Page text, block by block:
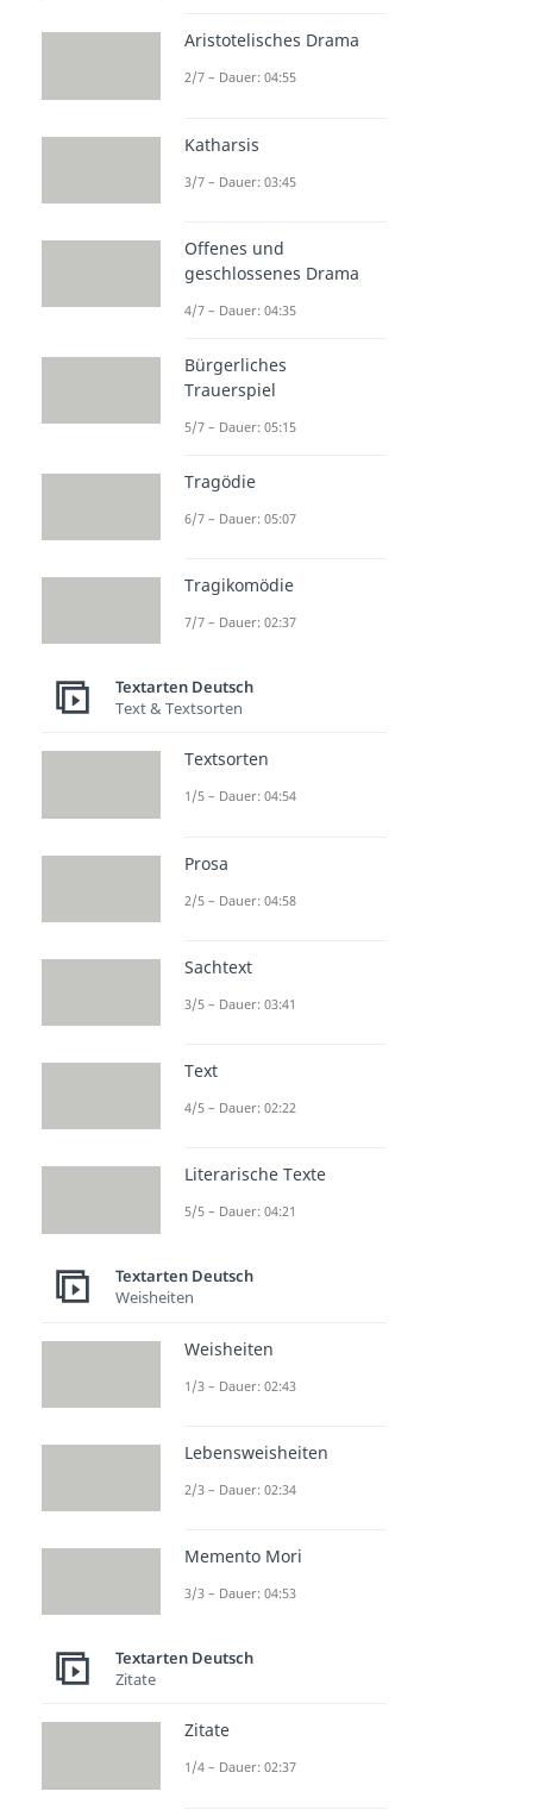
Aristotelisches Drama
2/7 – Dauer: 04:55
Katharsis
3/7 – Dauer: 03:45
Offenes und
geschlossenes Drama
4/7 – Dauer: 04:35
Bürgerliches
Trauerspiel
5/7 – Dauer: 05:15
Tragödie
6/7 – Dauer: 05:07
Tragikomödie
7/7 – Dauer: 02:37
Textarten Deutsch
Text & Textsorten
Textsorten
1/5 – Dauer: 04:54
Prosa
2/5 – Dauer: 04:58
Sachtext
3/5 – Dauer: 03:41
Text
4/5 – Dauer: 02:22
Literarische Texte
5/5 – Dauer: 04:21
Textarten Deutsch
Weisheiten
Weisheiten
1/3 – Dauer: 02:43
Lebensweisheiten
2/3 – Dauer: 02:34
Memento Mori
3/3 – Dauer: 04:53
Textarten Deutsch
Zitate
Zitate
1/4 – Dauer: 02:37